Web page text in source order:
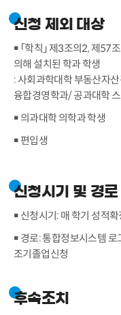
신청 제외 대상
￭ 「학칙」 제3조의2, 제57
의해 설치된 학과 학생
: 사회과학대학 부동산자
융합경영학과/ 공과대학
￭ 의과대학 의학과 학생
￭ 편입생
신청시기 및 경로
￭ 신청시기: 매 학기 성적
￭ 경로: 통합정보시스템
조기졸업신청
후속조치